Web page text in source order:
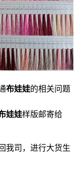
布娃娃的相关问题
娃娃样版邮寄给
我司，进行大货生